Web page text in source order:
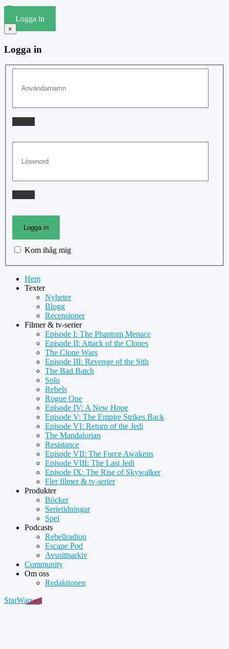
Logga in
×
Logga in
Logga in
Kom ihåg mig
Hem
Texter
Nyheter
Blogg
Recensioner
Filmer & tv-serier
Episode I: The Phantom Menace
Episode II: Attack of the Clones
The Clone Wars
Episode III: Revenge of the Sith
The Bad Batch
Solo
Rebels
Rogue One
Episode IV: A New Hope
Episode V: The Empire Strikes Back
Episode VI: Return of the Jedi
The Mandalorian
Resistance
Episode VII: The Force Awakens
Episode VIII: The Last Jedi
Episode IX: The Rise of Skywalker
Fler filmer & tv-serier
Produkter
Böcker
Serietidningar
Spel
Podcasts
Rebellradion
Escape Pod
Avsnittsarkiv
Community
Om oss
Redaktionen
StarWars.se